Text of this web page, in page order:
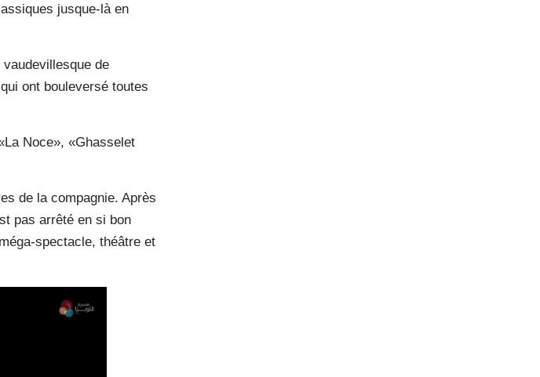
jusque-là en
de
ont bouleversé toutes
Noce», «Ghasselet
de la compagnie. Après
pas arrêté en si bon
spectacle, théâtre et